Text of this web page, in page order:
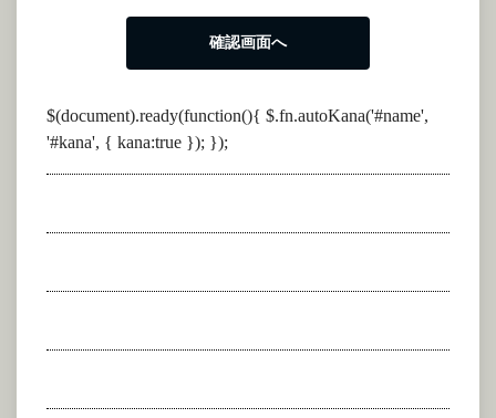
る】ボタンをクリックしてください。
$(document).ready(function(){ $.fn.autoKana('#name',
'#kana', { kana:true }); });